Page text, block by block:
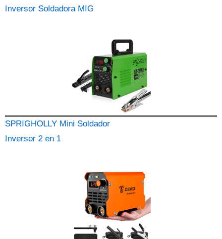
Inversor Soldadora MIG
SPRIGHOLLY Mini Soldador
Inversor 2 en 1